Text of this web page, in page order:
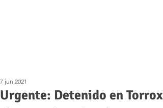
Urgente: Detenido en Torrox
7 jun 2021